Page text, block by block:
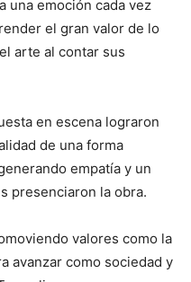
una emoción cada vez
el gran valor de lo
arte al contar sus
en escena lograron
de una forma
empatía y un
presenciaron la obra.
valores como la
avanzar como sociedad y